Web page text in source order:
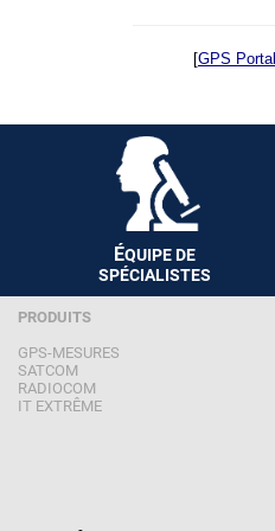
[GPS
ÉQUIPE DE
SPÉCIALISTES
PRODUITS
GPS-MESURES
SATCOM
RADIOCOM
IT EXTRÊME